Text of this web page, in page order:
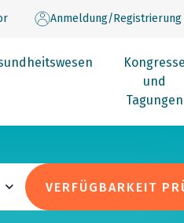
Anmeldung/Registrierung
Kongresse
und
Tagungen
VERFÜGBARKEIT